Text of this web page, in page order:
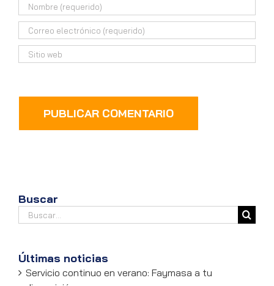
Buscar
Buscar:
Últimas noticias
Servicio continuo en verano: Faymasa a tu